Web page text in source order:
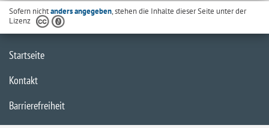
Sofern nichtanders angegeben, stehen die Inhalte dieser Seite unter der
Lizenz
Startseite
Kontakt
Barrierefreiheit